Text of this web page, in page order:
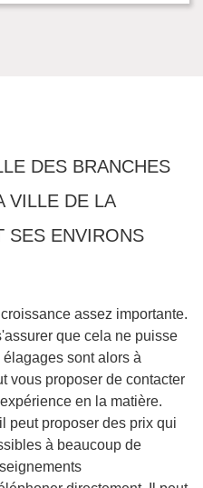
DES BRANCHES
VILLE DE LA
SES ENVIRONS
assez importante.
que cela ne puisse
sont alors à
vous proposer de contacter
en la matière.
peut proposer des prix qui
à beaucoup de